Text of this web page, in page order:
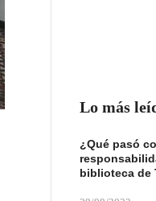
Lo más
¿Qué pasó
biblioteca de